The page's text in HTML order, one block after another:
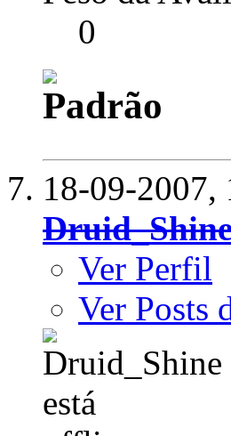
0
18-09-2007,
Ver Perfil
Ver Posts